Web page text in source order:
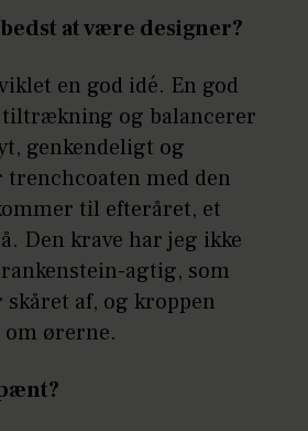
at være designer?
en god idé. En god
og balancerer
genkendeligt og
med den
til efteråret, et
Den krave har jeg ikke
agtig, som
af, og kroppen
ørerne.